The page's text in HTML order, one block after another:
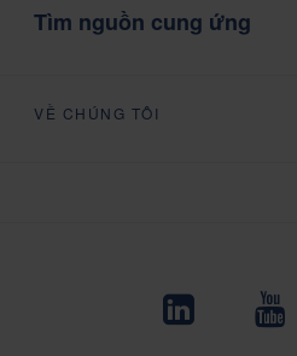
Tìm nguồn cung ứng
VỀ CHÚNG TÔI